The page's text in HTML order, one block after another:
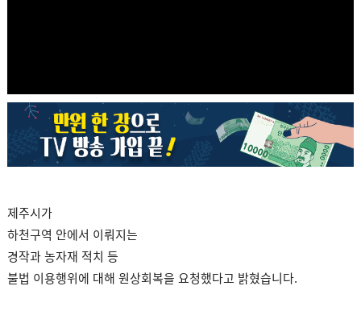
제주시가
하천구역 안에서 이뤄지는
경작과 농자재 적치 등
불법 이용행위에 대해 원상회복을 요청했다고 밝혔습니다.